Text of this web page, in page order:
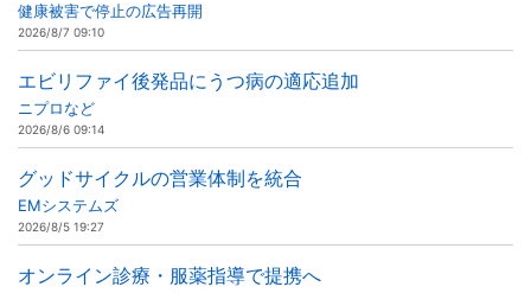
健康被害で停止の広告再開
2026/8/7 09:10
エビリファイ後発品にうつ病の適応追加
ニプロなど
2026/8/6 09:14
グッドサイクルの営業体制を統合
EMシステムズ
2026/8/5 19:27
オンライン診療・服薬指導で提携へ